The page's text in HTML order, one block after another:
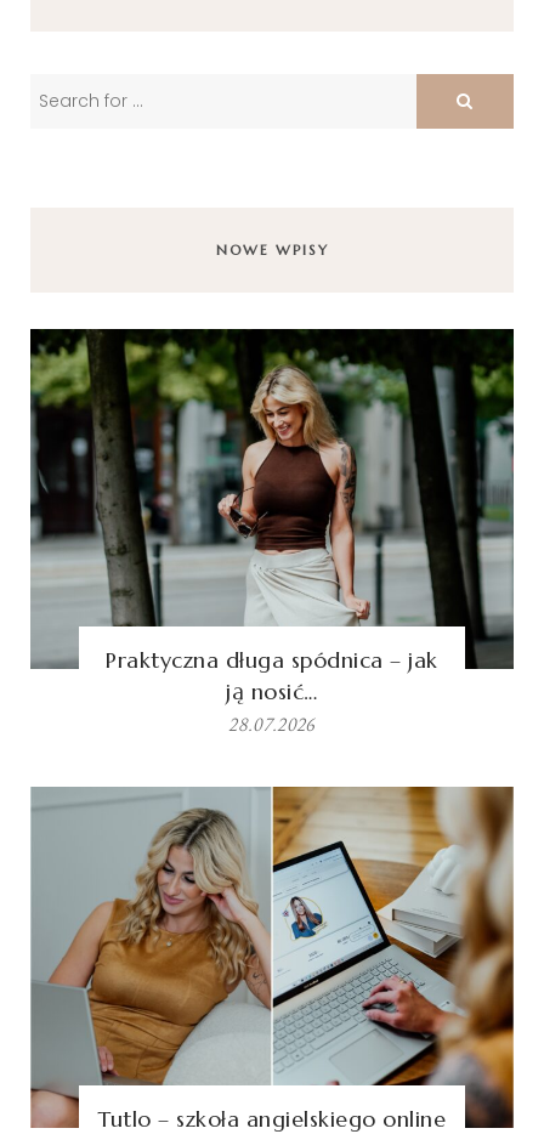
NOWE WPISY
Praktyczna długa spódnica – jak
ją nosić…
28.07.2026
Tutlo – szkoła angielskiego online